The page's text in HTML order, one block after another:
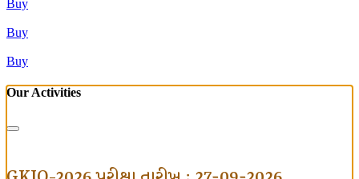
Buy
Buy
Buy
Our Activities